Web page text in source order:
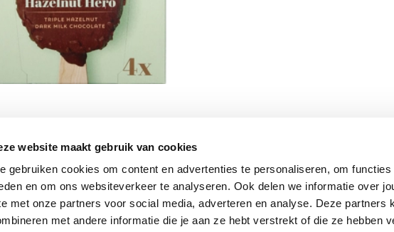
website maakt gebruik van cookies
gebruiken cookies om content en advertenties te personaliseren, om
en om ons websiteverkeer te analyseren. Ook delen we informatie over
met onze partners voor social media, adverteren en analyse. Deze partners
met andere informatie die je aan ze hebt verstrekt of die ze hebben
in voor de Vomar nieuwsbrief